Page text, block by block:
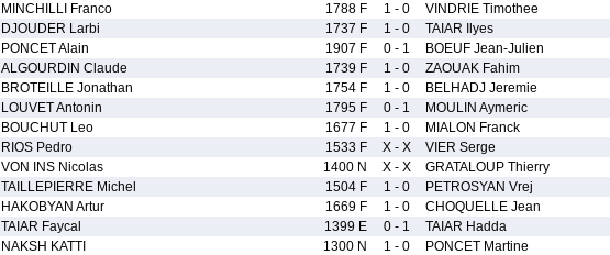
MINCHILLI Franco 1788 F 1 - 0 VINDRIE Timothee
DJOUDER Larbi 1737 F 1 - 0 TAIAR Ilyes
PONCET Alain 1907 F 0 - 1 BOEUF Jean-Julien
ALGOURDIN Claude 1739 F 1 - 0 ZAOUAK Fahim
BROTEILLE Jonathan 1754 F 1 - 0 BELHADJ Jeremie
LOUVET Antonin 1795 F 0 - 1 MOULIN Aymeric
BOUCHUT Leo 1677 F 1 - 0 MIALON Franck
RIOS Pedro 1533 F X - X VIER Serge
VON INS Nicolas 1400 N X - X GRATALOUP Thierry
TAILLEPIERRE Michel 1504 F 1 - 0 PETROSYAN Vrej
HAKOBYAN Artur 1669 F 1 - 0 CHOQUELLE Jean
TAIAR Faycal 1399 E 0 - 1 TAIAR Hadda
NAKSH KATTI 1300 N 1 - 0 PONCET Martine